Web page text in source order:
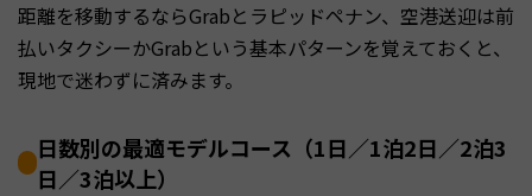
距離を移動するならGrabとラピッドペナン、空港送迎は前
払いタクシーかGrabという基本パターンを覚えておくと、
現地で迷わずに済みます。
日数別の最適モデルコース（1日／1泊2日／2泊3
日／3泊以上）